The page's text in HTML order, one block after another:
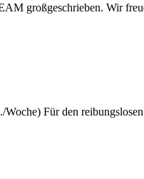
großgeschrieben. Wir
Für den